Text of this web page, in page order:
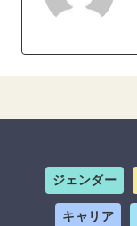
ジェンダー
キャリア